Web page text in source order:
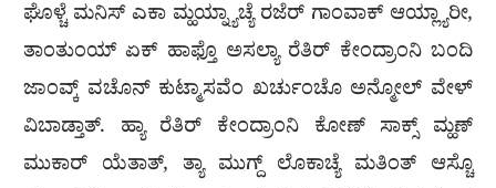
ಘೊಳ್ಚೆ ಮನಿಸ್ ಎಕಾ ಮ್ಹಯ್ನ್ಯಾಚ್ಯೆ ರಜೆರ್ ಗಾಂವಾಕ್ ಆಯ್ಲ್ಯಾರೀ,
ತಾಂತುಂಯ್ ಏಕ್ ಹಾಫ್ತೊ ಅಸಲ್ಯಾ ರೆತಿರ್ ಕೇಂದ್ರಾಂನಿ ಬಂದಿ
ಜಾಂವ್ಕ್ ವಚೊನ್ ಕುಟ್ಮಾಸವೆಂ ಖರ್ಚುಂಚೊ ಅನ್ಮೋಲ್ ವೇಳ್
ವಿಬಾಡ್ತಾತ್. ಹ್ಯಾ ರೆತಿರ್ ಕೇಂದ್ರಾಂನಿ ಕೋಣ್ ಸಾಕ್ಸ್ ಮ್ಹಣ್
ಮುಕಾರ್ ಯೆತಾತ್, ತ್ಯಾ ಮುಗ್ದ್ ಲೊಕಾಚ್ಯೆ ಮತಿಂತ್ ಆಸ್ಚೊ